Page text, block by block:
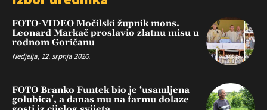
FOTO-VIDEO Močilski župnik mons.
Leonard Markač proslavio zlatnu misu u
rodnom Goričanu
Nedjelja, 12. srpnja 2026.
FOTO Branko Funtek bio je ‘usamljena
golubica’, a danas mu na farmu dolaze